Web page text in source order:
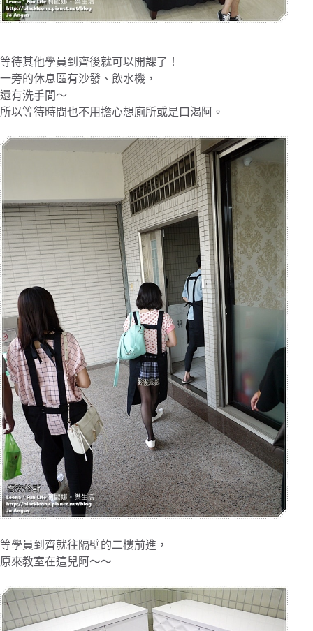
等待其他學員到齊後就可以開課了！
一旁的休息區有沙發、飲水機，
還有洗手間～
所以等待時間也不用擔心想廁所或是口渴阿。
等學員到齊就往隔壁的二樓前進，
原來教室在這兒阿～～